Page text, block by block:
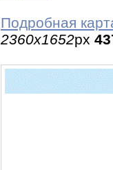
Подробная
2360x1652px